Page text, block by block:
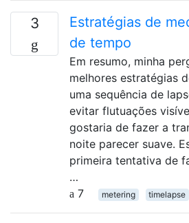
3
Estratégias de
de tempo
Em resumo, minha
melhores estratégias
uma sequência de
evitar flutuações
gostaria de fazer a
noite parecer suave.
primeira tentativa de
…
7
metering timelapse